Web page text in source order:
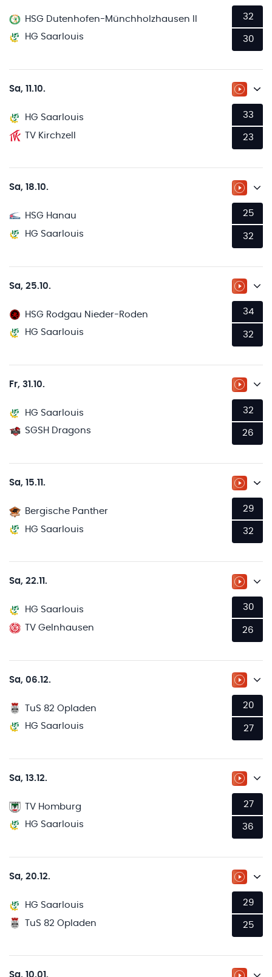
HSG Dutenhofen-Münchholzhausen II
HG Saarlouis
32
30
Sa, 11.10. ZUM
HG Saarlouis
TV Kirchzell
33
23
Sa, 18.10. ZUM
HSG Hanau
HG Saarlouis
25
32
Sa, 25.10. ZUM
HSG Rodgau Nieder-Roden
HG Saarlouis
34
32
Fr, 31.10. ZUM
HG Saarlouis
SGSH Dragons
32
26
Sa, 15.11. ZUM
Bergische Panther
HG Saarlouis
29
32
Sa, 22.11. ZUM
HG Saarlouis
TV Gelnhausen
30
26
Sa, 06.12. ZUM
TuS 82 Opladen
HG Saarlouis
20
27
Sa, 13.12. ZUM
TV Homburg
HG Saarlouis
27
36
Sa, 20.12. ZUM
HG Saarlouis
TuS 82 Opladen
29
25
Sa, 10.01.